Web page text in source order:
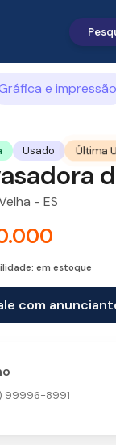
e impressão
Usado Última
- ES
em estoque
com
99996-8991